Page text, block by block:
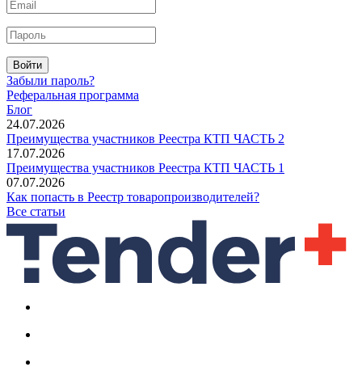
Войти
Забыли пароль?
Реферальная программа
Блог
24.07.2026
Преимущества участников Реестра КТП ЧАСТЬ 2
17.07.2026
Преимущества участников Реестра КТП ЧАСТЬ 1
07.07.2026
Как попасть в Реестр товаропроизводителей?
Все статьи